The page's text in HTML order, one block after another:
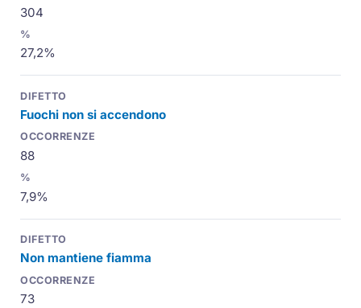
304
27,2%
Fuochi non si accendono
88
7,9%
Non mantiene fiamma
73